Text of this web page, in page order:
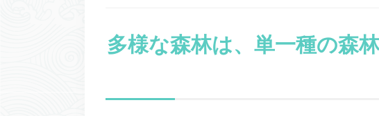
多様な森林は、単一種の森